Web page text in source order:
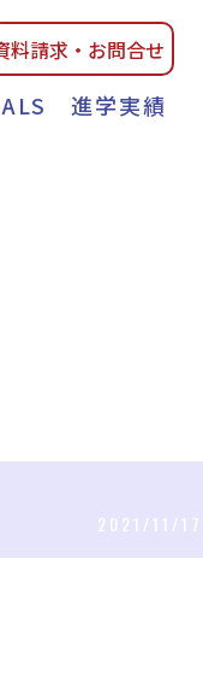
料請求・ お問合せ
進学実績
2021/11/17